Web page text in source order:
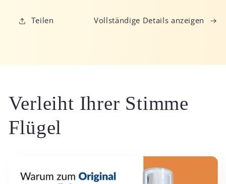
Teilen Vollständige Details anzeigen
Verleiht Ihrer Stimme
Flügel